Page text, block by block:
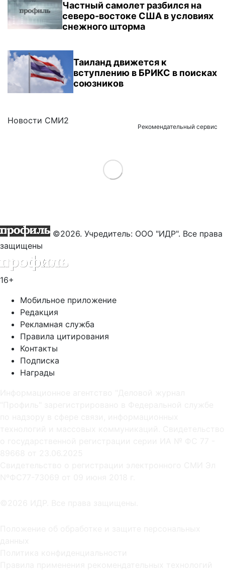
Частный самолет разбился на
северо-востоке США в условиях
снежного шторма
Таиланд движется к
вступлению в БРИКС в поисках
союзников
Новости СМИ2
Рекомендательный сервис
Load More
©2026. Учредитель: ООО "ИДР". Все права
защищены
16+
Мобильное приложение
Редакция
Рекламная служба
Правила цитирования
Контакты
Подписка
Награды